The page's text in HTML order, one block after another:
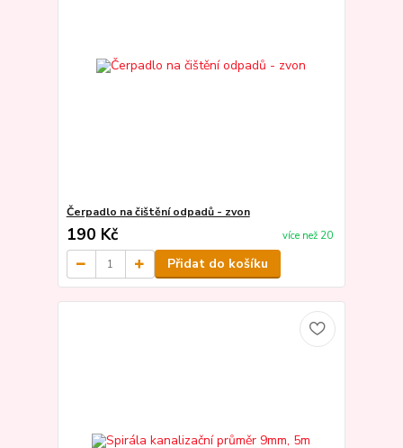
Čerpadlo na čištění odpadů - zvon
190 Kč více než 20
Přidat do košíku